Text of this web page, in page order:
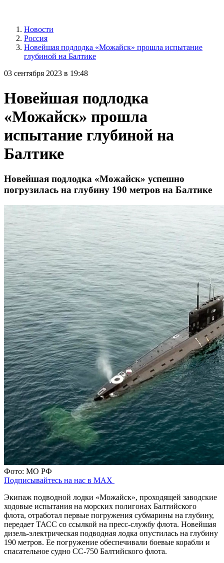
Новости
Россия
Новейшая подлодка «Можайск» прошла испытание
глубиной на Балтике
03 сентября 2023 в 19:48
Новейшая подлодка
«Можайск» прошла
испытание глубиной на
Балтике
Новейшая подлодка «Можайск» успешно
погрузилась на глубину 190 метров на Балтике
Фото: МО РФ
Подписывайтесь на нас в MAX
Экипаж подводной лодки «Можайск», проходящей заводские
ходовые испытания на морских полигонах Балтийского
флота, отработал первые погружения субмарины на глубину,
передает ТАСС со ссылкой на пресс-службу флота. Новейшая
дизель-электрическая подводная лодка опустилась на глубину
190 метров. Ее погружение обеспечивали боевые корабли и
спасательное судно СС-750 Балтийского флота.